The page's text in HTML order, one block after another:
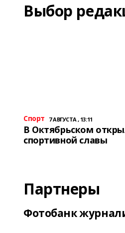
Выбор
Спорт 7 АВГУСТА , 13:11
В Октябрьском
спортивной славы
Партнеры
Фотобанк